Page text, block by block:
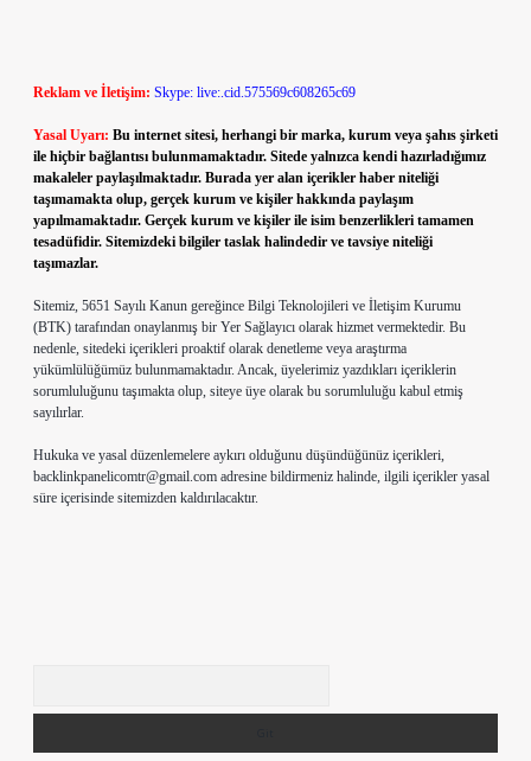
Reklam ve İletişim: Skype: live:.cid.575569c608265c69
Yasal Uyarı: Bu internet sitesi, herhangi bir marka, kurum veya şahıs şirketi
ile hiçbir bağlantısı bulunmamaktadır. Sitede yalnızca kendi hazırladığımız
makaleler paylaşılmaktadır. Burada yer alan içerikler haber niteliği
taşımamakta olup, gerçek kurum ve kişiler hakkında paylaşım
yapılmamaktadır. Gerçek kurum ve kişiler ile isim benzerlikleri tamamen
tesadüfidir. Sitemizdeki bilgiler taslak halindedir ve tavsiye niteliği
taşımazlar.
Sitemiz, 5651 Sayılı Kanun gereğince Bilgi Teknolojileri ve İletişim Kurumu
(BTK) tarafından onaylanmış bir Yer Sağlayıcı olarak hizmet vermektedir. Bu
nedenle, sitedeki içerikleri proaktif olarak denetleme veya araştırma
yükümlülüğümüz bulunmamaktadır. Ancak, üyelerimiz yazdıkları içeriklerin
sorumluluğunu taşımakta olup, siteye üye olarak bu sorumluluğu kabul etmiş
sayılırlar.
Hukuka ve yasal düzenlemelere aykırı olduğunu düşündüğünüz içerikleri,
backlinkpanelicomtr@gmail.com adresine bildirmeniz halinde, ilgili içerikler yasal
süre içerisinde sitemizden kaldırılacaktır.